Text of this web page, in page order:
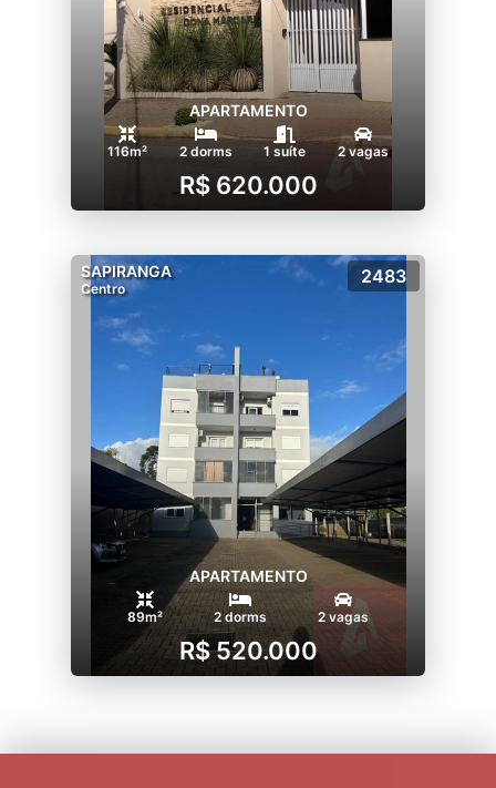
APARTAMENTO
116m² 2 dorms 1 suíte 2 vagas
R$ 620.000
SAPIRANGA
Centro
2483
APARTAMENTO
89m² 2 dorms 2 vagas
R$ 520.000